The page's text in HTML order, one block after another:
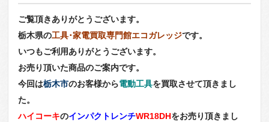
ご覧頂きありがとうございます。
栃木県の工具･家電買取専門館エコガレッジです。
いつもご利用ありがとうございます。
お売り頂いた商品のご案内です。
今回は栃木市のお客様から電動工具を買取させて頂きまし
た。
ハイコーキのインパクトレンチWR18DHをお売り頂きまし